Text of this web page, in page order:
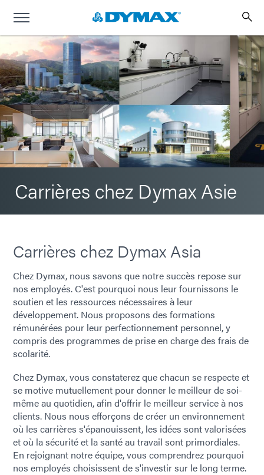
Carrières chez Dymax Asie
Carrières chez Dymax Asia
Chez Dymax, nous savons que notre succès repose sur
nos employés. C'est pourquoi nous leur fournissons le
soutien et les ressources nécessaires à leur
développement. Nous proposons des formations
rémunérées pour leur perfectionnement personnel, y
compris des programmes de prise en charge des frais de
scolarité.
Chez Dymax, vous constaterez que chacun se respecte et
se motive mutuellement pour donner le meilleur de soi-
même au quotidien, afin d'offrir le meilleur service à nos
clients. Nous nous efforçons de créer un environnement
où les carrières s'épanouissent, les idées sont valorisées
et où la sécurité et la santé au travail sont primordiales.
En rejoignant notre équipe, vous comprendrez pourquoi
nos employés choisissent de s'investir sur le long terme.